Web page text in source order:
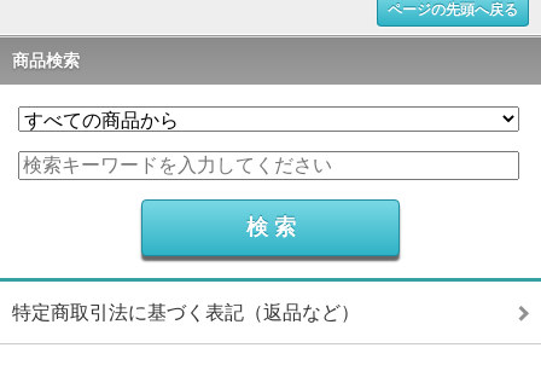
ページの先頭へ戻る
商品検索
特定商取引法に基づく表記（返品など）